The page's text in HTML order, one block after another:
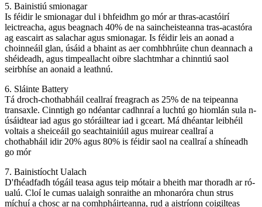
5. Bainistiú smionagar
Is féidir le smionagar dul i bhfeidhm go mór ar thras-acastóirí
leictreacha, agus beagnach 40% de na saincheisteanna tras-acastóra
ag eascairt as salachar agus smionagar. Is féidir leis an aonad a
choinneáil glan, úsáid a bhaint as aer comhbhrúite chun deannach a
shéideadh, agus timpeallacht oibre slachtmhar a chinntiú saol
seirbhíse an aonaid a leathnú.
6. Sláinte Battery
Tá droch-chothabháil ceallraí freagrach as 25% de na teipeanna
transaxle. Cinntigh go ndéantar cadhnraí a luchtú go hiomlán sula n-
úsáidtear iad agus go stóráiltear iad i gceart. Má dhéantar leibhéil
voltais a sheiceáil go seachtainiúil agus muirear ceallraí a
chothabháil idir 20% agus 80% is féidir saol na ceallraí a shíneadh
go mór
7. Bainistíocht Ualach
D'fhéadfadh tógáil teasa agus teip mótair a bheith mar thoradh ar ró-
ualú. Cloí le cumas ualaigh sonraithe an mhonaróra chun strus
míchuí a chosc ar na comhpháirteanna, rud a aistríonn coigilteas